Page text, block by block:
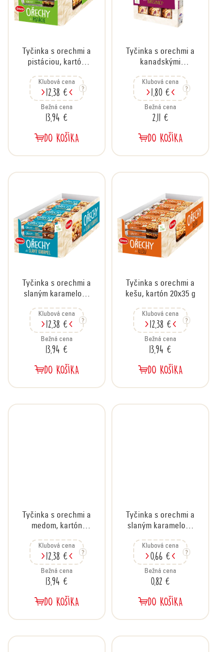
Tyčinka s orechmi a
pistáciou, kartón
Klubová cena
12,38 €
Bežná cena
13,94 €
DO KOŠÍKA
Tyčinka s orechmi a
kanadskými
Klubová cena
1,80 €
Bežná cena
2,11 €
DO KOŠÍKA
Tyčinka s orechmi a
slaným karamelom,
Klubová cena
12,38 €
Bežná cena
13,94 €
DO KOŠÍKA
Tyčinka s orechmi a
kešu, kartón 20x35 g
Klubová cena
12,38 €
Bežná cena
13,94 €
DO KOŠÍKA
Tyčinka s orechmi a
medom, kartón
Klubová cena
12,38 €
Bežná cena
13,94 €
DO KOŠÍKA
Tyčinka s orechmi a
slaným karamelom,
Klubová cena
0,66 €
Bežná cena
0,82 €
DO KOŠÍKA